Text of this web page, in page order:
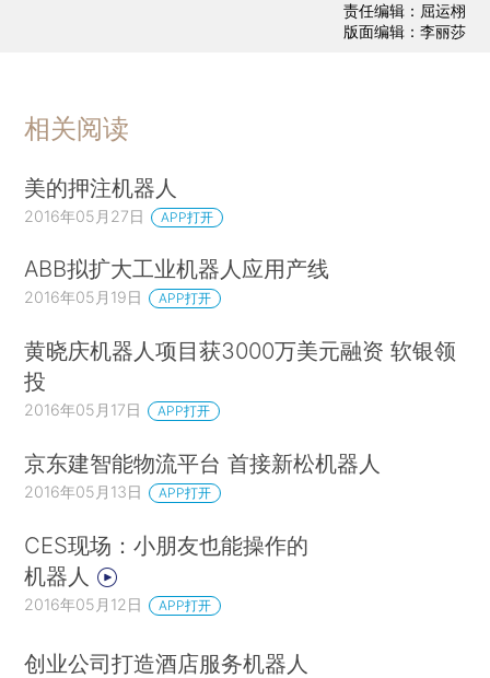
责任编辑：屈运栩
版面编辑：李丽莎
相关阅读
美的押注机器人
2016年05月27日 APP打开
ABB拟扩大工业机器人应用产线
2016年05月19日 APP打开
黄晓庆机器人项目获3000万美元融资 软银领
投
2016年05月17日 APP打开
京东建智能物流平台 首接新松机器人
2016年05月13日 APP打开
CES现场：小朋友也能操作的
机器人
2016年05月12日 APP打开
创业公司打造酒店服务机器人